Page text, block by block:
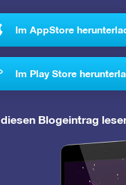
Im AppStore
Im Play Store
diesen Blogeintrag